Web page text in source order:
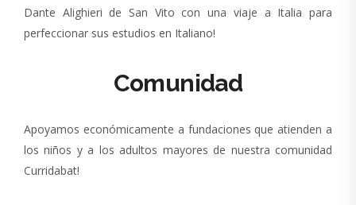
Dante Alighieri de San Vito con una viaje a Italia para
perfeccionar sus estudios en Italiano!
Comunidad
Apoyamos económicamente a fundaciones que atienden a
los niños y a los adultos mayores de nuestra comunidad
Curridabat!